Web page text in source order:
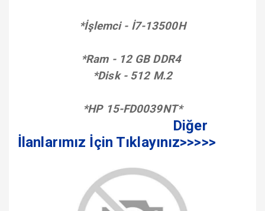
*İşlemci - İ7-13500H
*Ram - 12 GB DDR4
*Disk - 512 M.2
*HP 15-FD0039NT*
Diğer
İlanlarımız İçin Tıklayınız>>>>>